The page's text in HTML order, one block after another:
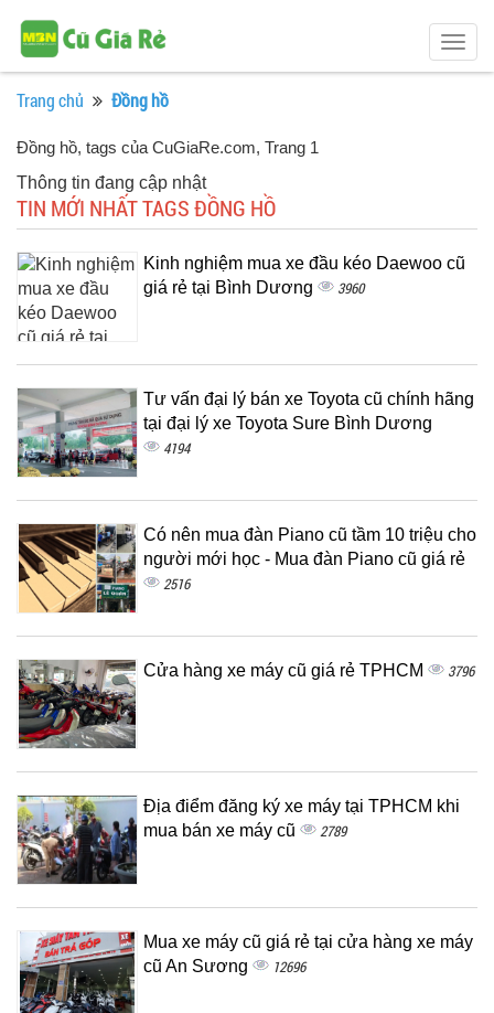
Trang chủ Đồng hồ
Đồng hồ, tags của CuGiaRe.com, Trang 1
Thông tin đang cập nhật
TIN MỚI NHẤT TAGS ĐỒNG HỒ
Kinh nghiệm mua xe đầu kéo Daewoo cũ
giá rẻ tại Bình Dương
3960
Tư vấn đại lý bán xe Toyota cũ chính hãng
tại đại lý xe Toyota Sure Bình Dương
4194
Có nên mua đàn Piano cũ tầm 10 triệu cho
người mới học - Mua đàn Piano cũ giá rẻ
2516
Cửa hàng xe máy cũ giá rẻ TPHCM 3796
Địa điểm đăng ký xe máy tại TPHCM khi
mua bán xe máy cũ
2789
Mua xe máy cũ giá rẻ tại cửa hàng xe máy
cũ An Sương
12696